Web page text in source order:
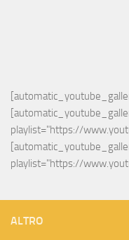
playlist="https://
playlist="https://
ALTRO